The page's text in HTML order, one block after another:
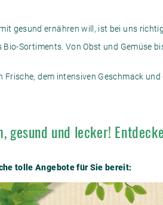
gesund ernähren will, ist bei uns
Sortiments. Von Obst und Gemüse
Frische, dem intensiven Geschmack
und lecker!
tolle Angebote für Sie bereit: